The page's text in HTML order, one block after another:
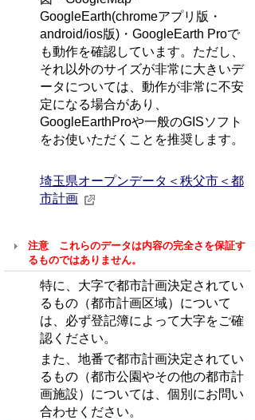
GoogleEarth(chromeアプリ版・
android/ios版)・GoogleEarth Proで
も動作を確認しています。ただし、
それ以外のサイズが非常に大きいデ
ータについては、動作が非常に不安
定になる場合があり、
GoogleEarthProや一般のGISソフト
をお使いただくことを推奨します。
埼玉県オープンデータ＜秩父市＜都
市計画
注意 これらのデータは内容の完全さを保証す
るものではありません。
特に、大字で都市計画決定されてい
るもの（都市計画区域）について
は、必ず登記簿によって大字をご確
認ください。
また、地番で都市計画決定されてい
るもの（都市公園やその他の都市計
画施設）については、個別にお問い
合わせください。